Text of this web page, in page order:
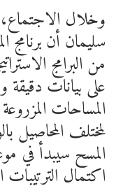
وخلال الاجتماع،
سليمان أن برنامج
من البرامج
على بيانات
المساحات
لمختلف المحاصيل
المسح سيبدأ في
اكتمال الترتيبات